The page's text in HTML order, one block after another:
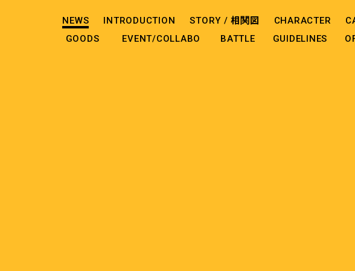
NEWS INTRODUCTION STORY /相関図 CHARACTER
GOODS
EVENT/COLLABO BATTLE GUIDELINES